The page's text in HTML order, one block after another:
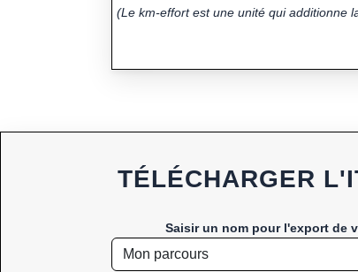
(Le km-effort est une unité qui additionne
TÉLÉCHARGER
Saisir un nom pour l'export de